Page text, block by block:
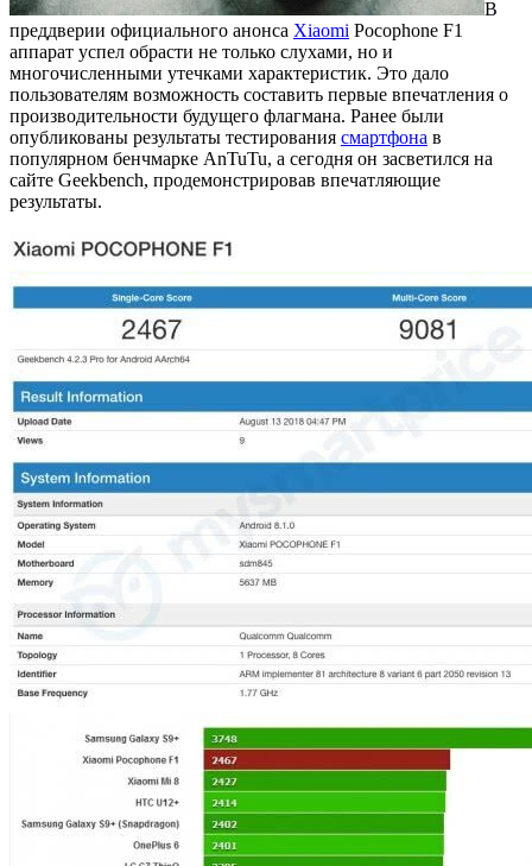
В
преддверии официального анонса Xiaomi Pocophone F1
аппарат успел обрасти не только слухами, но и
многочисленными утечками характеристик. Это дало
пользователям возможность составить первые впечатления о
производительности будущего флагмана. Ранее были
опубликованы результаты тестирования смартфона в
популярном бенчмарке AnTuTu, а сегодня он засветился на
сайте Geekbench, продемонстрировав впечатляющие
результаты.